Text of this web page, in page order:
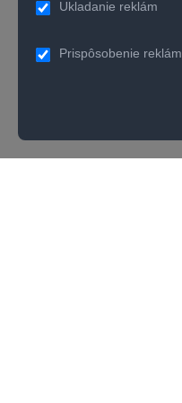
Ukladanie reklám
Prispôsobenie reklám